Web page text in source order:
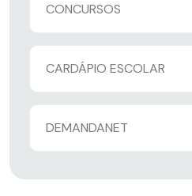
CONCURSOS
CARDÁPIO ESCOLAR
DEMANDANET